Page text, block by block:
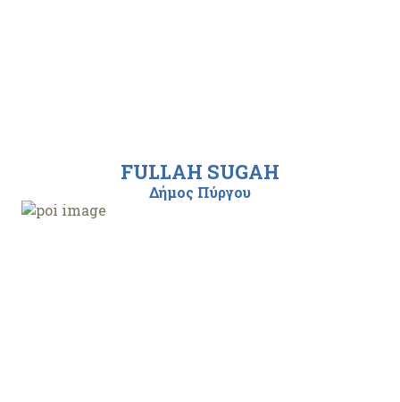
FULLAH SUGAH
Δήμος Πύργου